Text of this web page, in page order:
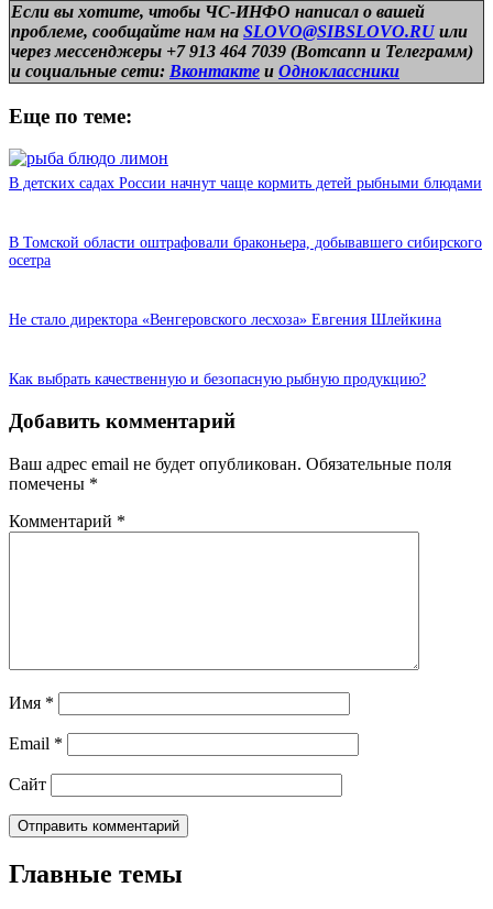
Если вы хотите, чтобы ЧС-ИНФО написал о вашей
проблеме, сообщайте нам на SLOVO@SIBSLOVO.RU или
через мессенджеры +7 913 464 7039 (Вотсапп и Телеграмм)
и социальные сети: Вконтакте и Одноклассники
Еще по теме:
В детских садах России начнут чаще кормить детей рыбными блюдами
В Томской области оштрафовали браконьера, добывавшего сибирского
осетра
Не стало директора «Венгеровского лесхоза» Евгения Шлейкина
Как выбрать качественную и безопасную рыбную продукцию?
Добавить комментарий
Ваш адрес email не будет опубликован. Обязательные поля
помечены *
Комментарий *
Имя *
Email *
Сайт
Главные темы